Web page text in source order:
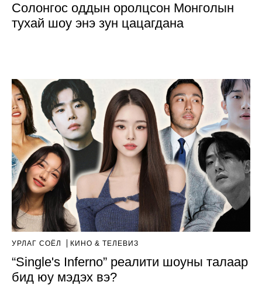
Солонгос оддын оролцсон Монголын
тухай шоу энэ зун цацагдана
УРЛАГ СОЁЛ КИНО & ТЕЛЕВИЗ
“Single's Inferno” реалити шоуны талаар
бид юу мэдэх вэ?